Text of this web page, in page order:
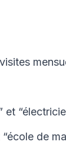
et
de